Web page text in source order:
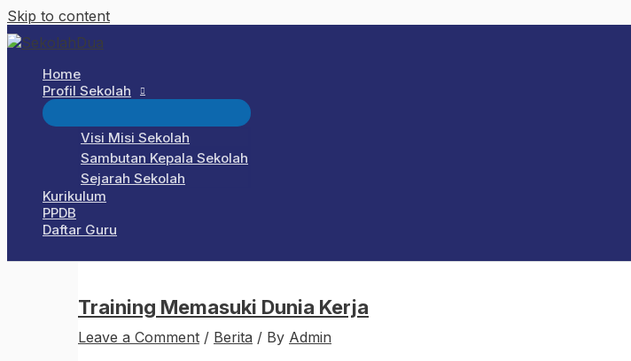
Skip to content
Home
Profil Sekolah
Visi Misi Sekolah
Sambutan Kepala Sekolah
Sejarah Sekolah
Kurikulum
PPDB
Daftar Guru
Training Memasuki Dunia Kerja
Leave a Comment / Berita / By Admin